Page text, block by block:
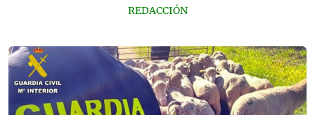
REDACCIÓN